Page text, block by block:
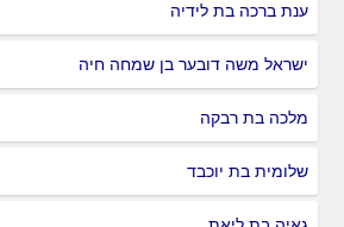
ענת ברכה בת לידיה
ישראל משה דובער בן שמחה חיה
מלכה בת רבקה
שלומית בת יוכבד